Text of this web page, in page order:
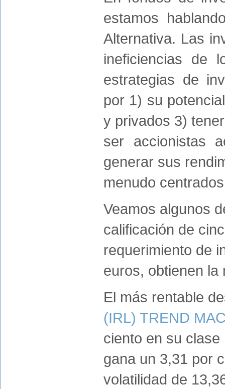
estamos
Alternativa. Las
ineficiencias de
estrategias de
por 1) su
y privados 3)
ser accionistas
generar sus
menudo
Veamos algunos
calificación de
requerimiento de
euros, obtienen la
El más rentable
(IRL) TREND
ciento en su
gana un 3,31 por
volatilidad de